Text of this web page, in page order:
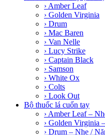
› Amber Leaf
› Golden Virginia
› Drum
› Mac Baren
› Van Nelle
› Lucy Strike
› Captain Black
› Samson
› White Ox
› Colts
› Look Out
Bộ thuốc lá cuốn tay
› Amber Leaf –
› Golden Virginia
› Drum – Nhẹ /